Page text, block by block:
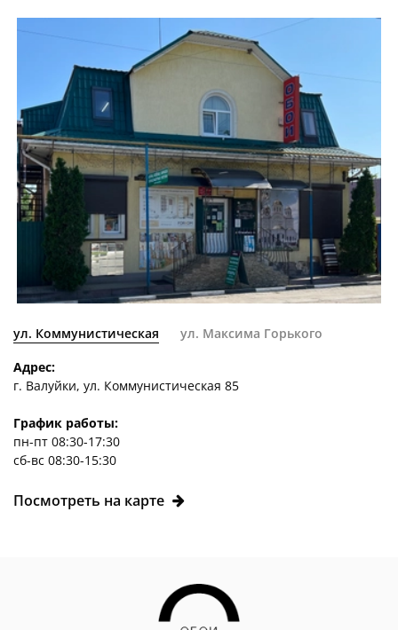
ул. Коммунистическая ул. Максима Горького
Адрес:
г. Валуйки, ул. Коммунистическая 85
График работы:
пн-пт 08:30-17:30
сб-вс 08:30-15:30
Посмотреть на карте